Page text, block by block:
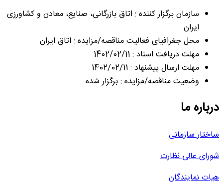
سازمان برگزار کننده : اتاق بازرگانی، صنایع، معادن و کشاورزی
ایران
محل جغرافیای فعالیت مناقصه/مزایده : اتاق ایران
مهلت دریافت اسناد : 1402/02/11
مهلت ارسال پیشنهاد : 1402/02/11
وضعیت مناقصه/مزایده : برگزار شده
درباره ما
ساختار سازمانی
شورای عالی نظارت
هیات نمایندگان